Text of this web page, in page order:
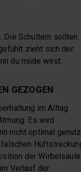
Die Schultern sollten
zieht sich der
du müde wirst.
GEZOGEN
im Alltag
Es wird
nicht optimal
der Wirbelsäule
Verlauf der